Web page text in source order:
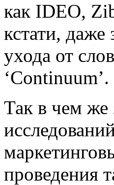
как IDEO,
кстати, даже
ухода от
‘Continuum’.
Так в чем же
проведения